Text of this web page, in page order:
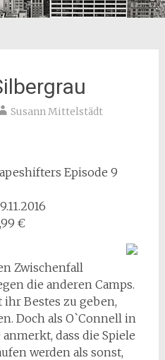
Susann Mittelstädt
Episode 9
€
Zwischenfall
die anderen Camps.
Bestes zu geben,
Doch als O`Connell in
dass die Spiele
werden als sonst,